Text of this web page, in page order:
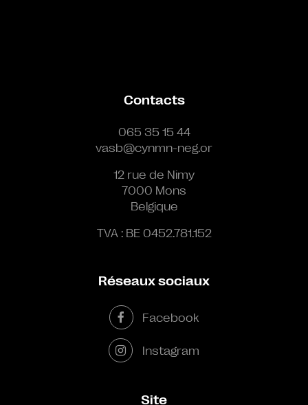
Contacts
065 35 15 44
vasb@cynmn-neg.or
12 rue de Nimy
7000 Mons
Belgique
TVA : BE 0452.781.152
Réseaux sociaux
Facebook
Instagram
Site